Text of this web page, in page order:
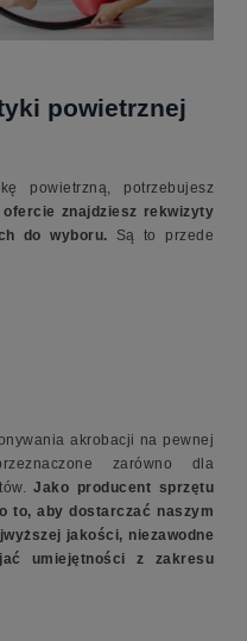
powietrznej
powietrzną, potrzebujesz
ofercie znajdziesz rekwizyty
do wyboru. Są to przede
akrobacji na pewnej
zarówno dla
Jako producent sprzętu
to, aby dostarczać naszym
jakości, niezawodne
umiejętności z zakresu